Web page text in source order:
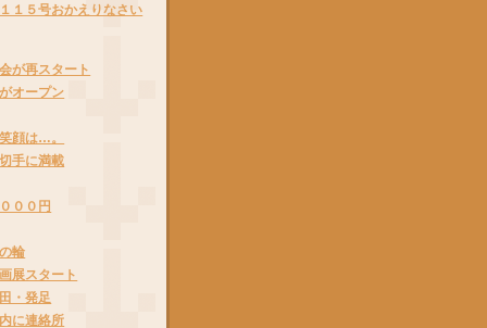
１５号おかえりなさい
が再スタート
オープン
顔は…。
手に満載
００円
輪
展スタート
・発足
に連絡所